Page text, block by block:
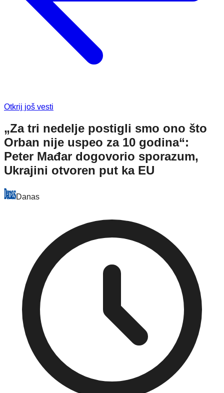
Otkrij još vesti
„Za tri nedelje postigli smo ono što
Orban nije uspeo za 10 godina“:
Peter Mađar dogovorio sporazum,
Ukrajini otvoren put ka EU
Danas